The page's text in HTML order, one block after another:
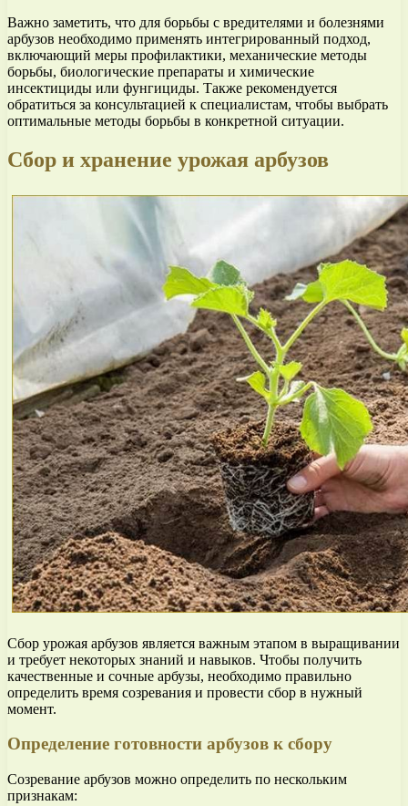
Важно заметить, что для борьбы с вредителями и болезнями
арбузов необходимо применять интегрированный подход,
включающий меры профилактики, механические методы
борьбы, биологические препараты и химические
инсектициды или фунгициды. Также рекомендуется
обратиться за консультацией к специалистам, чтобы выбрать
оптимальные методы борьбы в конкретной ситуации.
Сбор и хранение урожая арбузов
Сбор урожая арбузов является важным этапом в выращивании
и требует некоторых знаний и навыков. Чтобы получить
качественные и сочные арбузы, необходимо правильно
определить время созревания и провести сбор в нужный
момент.
Определение готовности арбузов к сбору
Созревание арбузов можно определить по нескольким
признакам: